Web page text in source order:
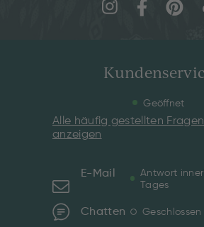
Geöffnet
Alle häufig gestellten Fragen
anzeigen
E-Mail
Antwort
Tages
Chatten Geschlossen